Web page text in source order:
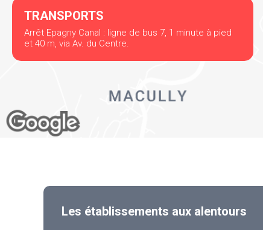
TRANSPORTS
Arrêt Epagny Canal : ligne de bus 7, 1 minute à pied
et 40 m, via Av. du Centre.
Les établissements aux alentours